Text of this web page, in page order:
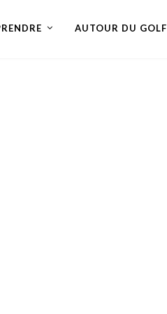
AUTOUR DU GOLF